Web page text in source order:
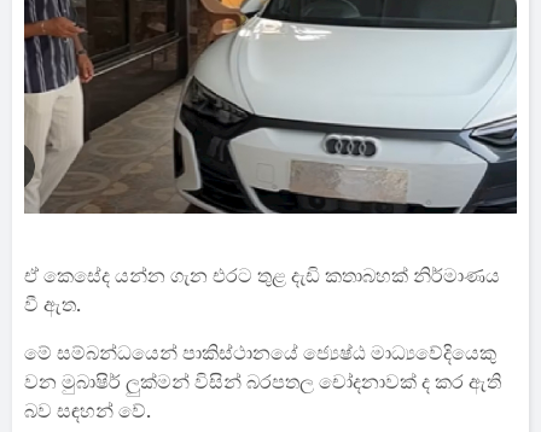
ඒ කෙසේද යන්න ගැන එරට තුළ දැඩි කතාබහක් නිර්මාණය
වී ඇත.
මේ සම්බන්ධයෙන් පාකිස්ථානයේ ජ්‍යෙෂ්ඨ මාධ්‍යවේදියෙකු
වන මුබාෂිර් ​​ලුක්මන් විසින් බරපතල චෝදනාවක් ද කර ඇති
බව සඳහන් වේ.